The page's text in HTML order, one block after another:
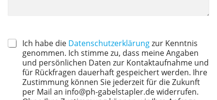
Ich habe die Datenschutzerklärungzur Kenntnis
genommen. Ich stimme zu, dass meine Angaben
und persönlichen Daten zur Kontaktaufnahme und
für Rückfragen dauerhaft gespeichert werden. Ihre
Zustimmung können Sie jederzeit für die Zukunft
per Mail an info@ph-gabelstapler.de widerrufen.